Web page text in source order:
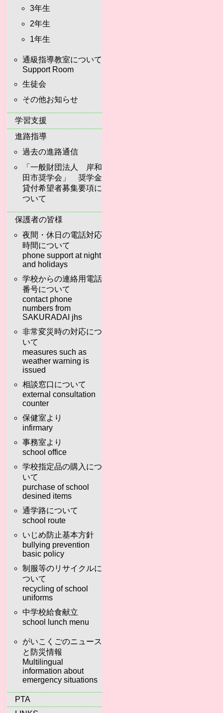
3年生
2年生
1年生
通級指導教室について
Support Room
生徒会
その他お知らせ
学習支援
進路指導
過去の進路通信
「一般財団法人 岸和
田市奨学会」 奨学金
貸付希望者募集要項に
ついて
保護者の皆様
夜間・休日の電話対応
時間について
phone support at night
and holidays
学校からの連絡用電話
番号について
contact phone
numbers from
SAKURADAI jhs
非常変災時の対応につ
いて
measures such as
weather warning is
issued
相談窓口について
external consultation
counter
保健室より
infirmary
事務室より
school office
学校指定品の購入につ
いて
purchase of school
desined items
通学路について
school route
いじめ防止基本方針
bullying prevention
basic policy
制服等のリサイクルに
ついて
recycling of school
uniforms
中学校給食献立
school lunch menu
がいこくごのニュース
と防災情報
Multilingual
information about
emergency situations
PTA